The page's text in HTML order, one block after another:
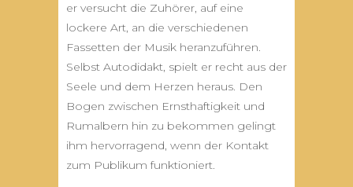
er versucht die Zuhörer, auf eine
lockere Art, an die verschiedenen
Fassetten der Musik heranzuführen.
Selbst Autodidakt, spielt er recht aus der
Seele und dem Herzen heraus. Den
Bogen zwischen Ernsthaftigkeit und
Rumalbern hin zu bekommen gelingt
ihm hervorragend, wenn der Kontakt
zum Publikum funktioniert.